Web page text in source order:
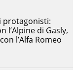
protagonisti:
l’Alpine di Gasly,
l’Alfa Romeo